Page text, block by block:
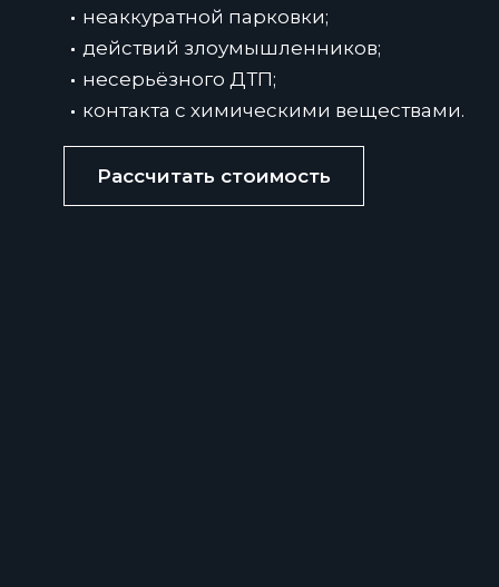
неаккуратной парковки;
действий злоумышленников;
несерьёзного ДТП;
контакта с химическими веществами.
Рассчитать стоимость